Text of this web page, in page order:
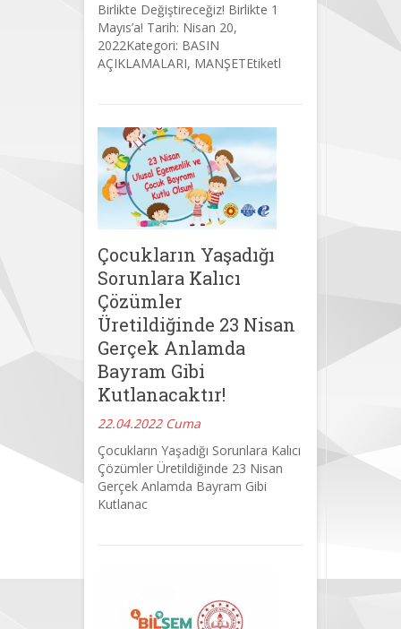
Birlikte Değiştireceğiz! Birlikte 1
Mayıs’a! Tarih: Nisan 20,
2022Kategori: BASIN
AÇIKLAMALARI, MANŞETEtiketl
Çocukların Yaşadığı
Sorunlara Kalıcı
Çözümler
Üretildiğinde 23 Nisan
Gerçek Anlamda
Bayram Gibi
Kutlanacaktır!
22.04.2022 Cuma
Çocukların Yaşadığı Sorunlara Kalıcı
Çözümler Üretildiğinde 23 Nisan
Gerçek Anlamda Bayram Gibi
Kutlanac